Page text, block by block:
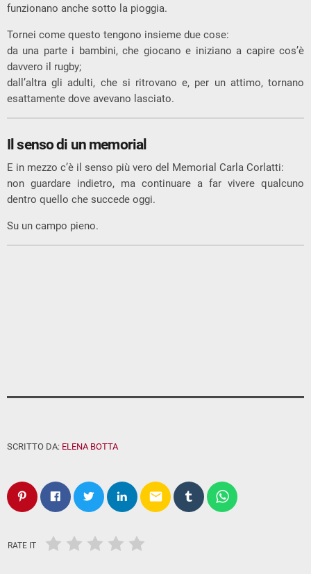
funzionano anche sotto la pioggia.
Tornei come questo tengono insieme due cose:
da una parte i bambini, che giocano e iniziano a capire cos’è
davvero il rugby;
dall’altra gli adulti, che si ritrovano e, per un attimo, tornano
esattamente dove avevano lasciato.
Il senso di un memorial
E in mezzo c’è il senso più vero del Memorial Carla Corlatti:
non guardare indietro, ma continuare a far vivere qualcuno
dentro quello che succede oggi.
Su un campo pieno.
SCRITTO DA: ELENA BOTTA
email
RATE IT